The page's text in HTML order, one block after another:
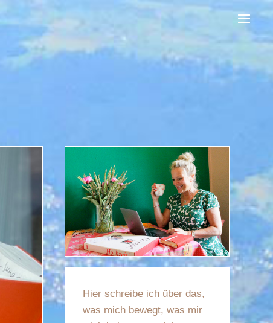
Hier schreibe ich über das,
was mich bewegt, was mir